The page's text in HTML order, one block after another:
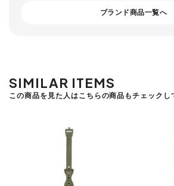
ブランド商品一覧へ
SIMILAR ITEMS
この商品を見た人はこちらの商品もチェックし